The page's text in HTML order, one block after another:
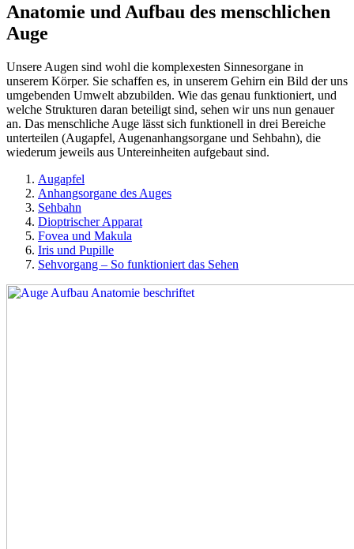
Anatomie und Aufbau des menschlichen
Auge
Unsere Augen sind wohl die komplexesten Sinnesorgane in
unserem Körper. Sie schaffen es, in unserem Gehirn ein Bild der uns
umgebenden Umwelt abzubilden. Wie das genau funktioniert, und
welche Strukturen daran beteiligt sind, sehen wir uns nun genauer
an. Das menschliche Auge lässt sich funktionell in drei Bereiche
unterteilen (Augapfel, Augenanhangsorgane und Sehbahn), die
wiederum jeweils aus Untereinheiten aufgebaut sind.
Augapfel
Anhangsorgane des Auges
Sehbahn
Dioptrischer Apparat
Fovea und Makula
Iris und Pupille
Sehvorgang – So funktioniert das Sehen